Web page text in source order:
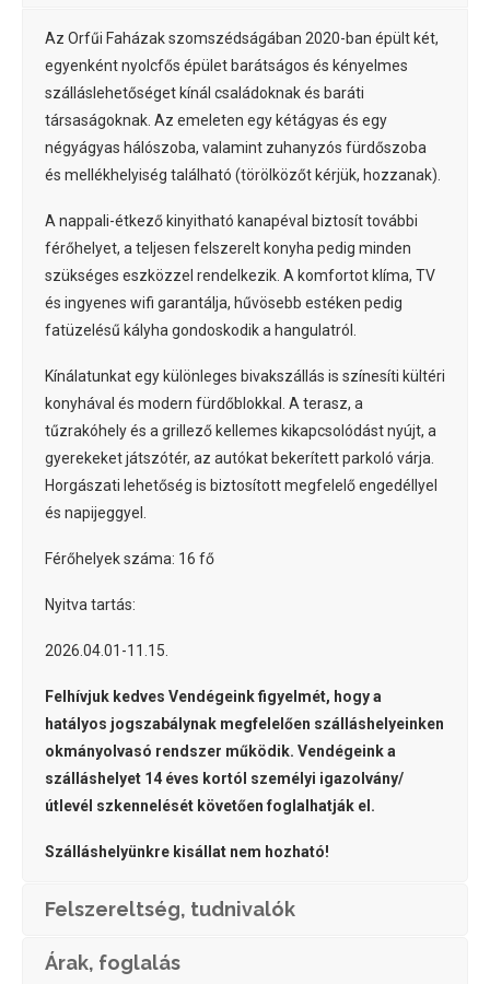
Az Orfűi Faházak szomszédságában 2020-ban épült két,
egyenként nyolcfős épület barátságos és kényelmes
szálláslehetőséget kínál családoknak és baráti
társaságoknak. Az emeleten egy kétágyas és egy
négyágyas hálószoba, valamint zuhanyzós fürdőszoba
és mellékhelyiség található (törölközőt kérjük, hozzanak).
A nappali-étkező kinyitható kanapéval biztosít további
férőhelyet, a teljesen felszerelt konyha pedig minden
szükséges eszközzel rendelkezik. A komfortot klíma, TV
és ingyenes wifi garantálja, hűvösebb estéken pedig
fatüzelésű kályha gondoskodik a hangulatról.
Kínálatunkat egy különleges bivakszállás is színesíti kültéri
konyhával és modern fürdőblokkal. A terasz, a
tűzrakóhely és a grillező kellemes kikapcsolódást nyújt, a
gyerekeket játszótér, az autókat bekerített parkoló várja.
Horgászati lehetőség is biztosított megfelelő engedéllyel
és napijeggyel.
Férőhelyek száma: 16 fő
Nyitva tartás:
2026.04.01-11.15.
Felhívjuk kedves Vendégeink figyelmét, hogy a
hatályos jogszabálynak megfelelően szálláshelyeinken
okmányolvasó rendszer működik. Vendégeink a
szálláshelyet 14 éves kortól személyi igazolvány/
útlevél szkennelését követően foglalhatják el.
Szálláshelyünkre kisállat nem hozható!
Felszereltség, tudnivalók
Árak, foglalás